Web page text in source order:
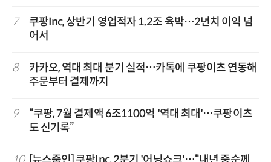
7
쿠팡Inc, 상반기 영업적자 1.2조 육박…2년치 이익 넘
어서
8
카카오, 역대 최대 분기 실적…카톡에 쿠팡이츠 연동해
주문부터 결제까지
9
“쿠팡, 7월 결제액 6조1100억 '역대 최대'…쿠팡이츠
도 신기록”